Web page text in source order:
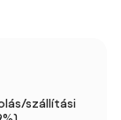
szállítási